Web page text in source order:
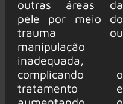
outras áreas da
pele por meio do
trauma ou
manipulação
inadequada,
complicando o
tratamento e